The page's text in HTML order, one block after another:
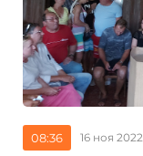
08:36 16 ноя 2022